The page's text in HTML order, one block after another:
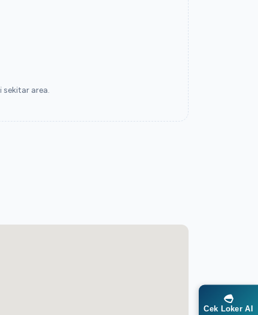
area.
Cek Loker AI